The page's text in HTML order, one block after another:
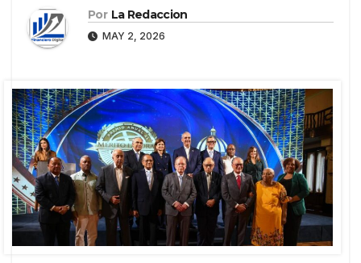
Por La Redaccion
MAY 2, 2026